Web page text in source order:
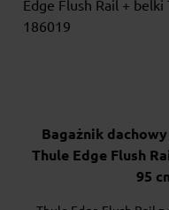
Bagażnik
Thule Edge Flush
95